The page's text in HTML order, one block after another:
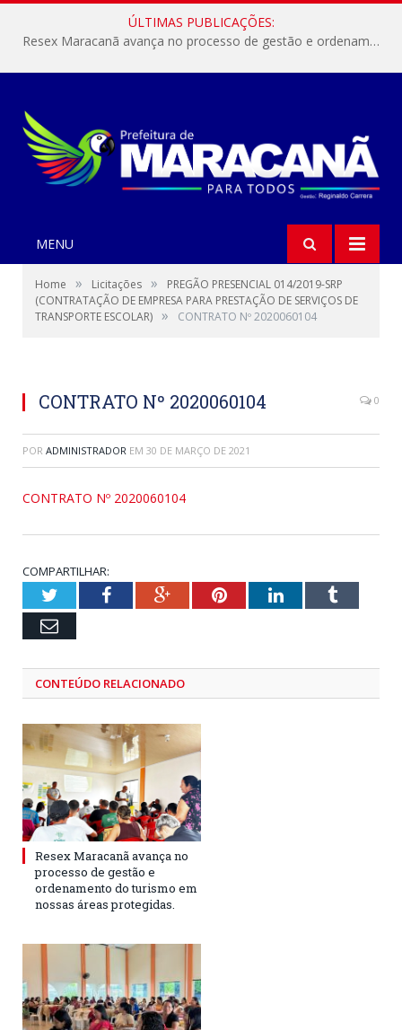
ÚLTIMAS PUBLICAÇÕES:
Resex Maracanã avança no processo de gestão e ordenamento do turismo em nossas áreas protegidas.
MENU
Home » Licitações »
PREGÃO PRESENCIAL 014/2019-SRP
(CONTRATAÇÃO DE EMPRESA PARA PRESTAÇÃO DE SERVIÇOS DE
TRANSPORTE ESCOLAR) » CONTRATO Nº 2020060104
CONTRATO Nº 2020060104 0
POR ADMINISTRADOR EM 30 DE MARÇO DE 2021
CONTRATO Nº 2020060104
COMPARTILHAR:
TwitterFacebookGoogle+PinterestLinkedInTumblr
Email
CONTEÚDO RELACIONADO
Resex Maracanã avança no
processo de gestão e
ordenamento do turismo em
nossas áreas protegidas.